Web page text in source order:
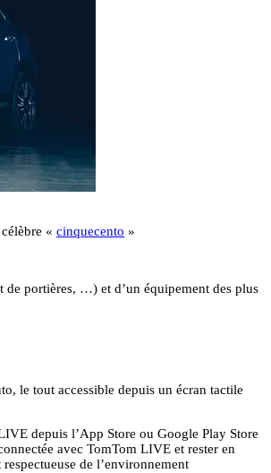
« cinquecento »
portières, …) et d’un équipement des plus
le tout accessible depuis un écran tactile
depuis l’App Store ou Google Play Store
avec TomTom LIVE et rester en
de l’environnement